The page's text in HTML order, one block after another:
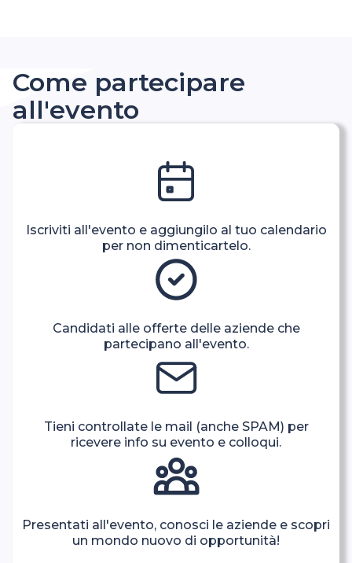
Come partecipare
all'evento
Iscriviti all'evento e aggiungilo al tuo calendario
per non dimenticartelo.
Candidati alle offerte delle aziende che
partecipano all'evento.
Tieni controllate le mail (anche SPAM) per
ricevere info su evento e colloqui.
Presentati all'evento, conosci le aziende e scopri
un mondo nuovo di opportunità!